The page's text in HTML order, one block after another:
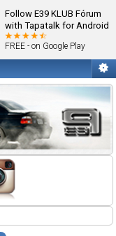
Follow E39 KLUB Fórum
with Tapatalk for Android
FREE - on Google Play